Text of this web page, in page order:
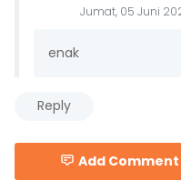
Jumat, 05 Juni
enak
Reply
Add Comment